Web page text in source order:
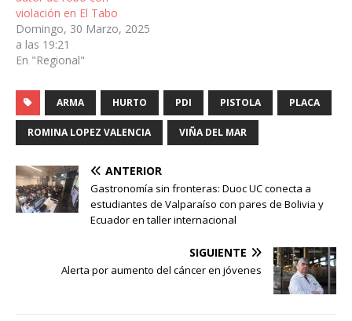
violación en El Tabo
Domingo, 30 Marzo, 2025
a las 19:21
En "Regional"
ARMA HURTO PDI PISTOLA PLACA
ROMINA LOPEZ VALENCIA VIÑA DEL MAR
ANTERIOR
Gastronomía sin fronteras: Duoc UC conecta a
estudiantes de Valparaíso con pares de Bolivia y
Ecuador en taller internacional
SIGUIENTE
Alerta por aumento del cáncer en jóvenes